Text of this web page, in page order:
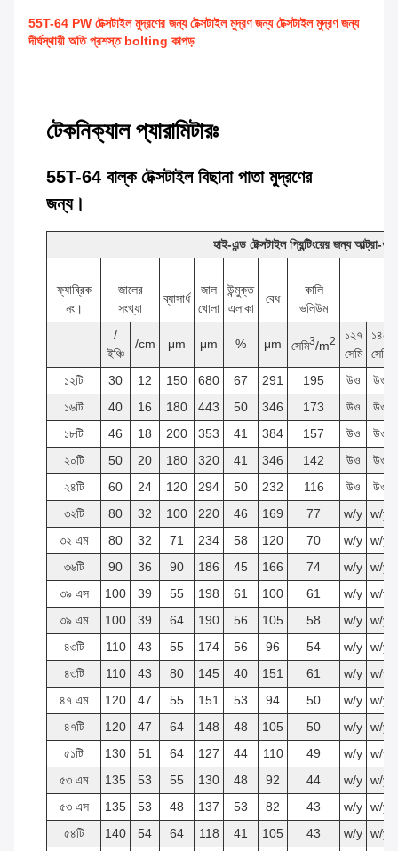
55T-64 PW টেক্সটাইল মুদ্রণের জন্য টেক্সটাইল মুদ্রণ জন্য টেক্সটাইল মুদ্রণ জন্য
দীর্ঘস্থায়ী অতি প্রশস্ত bolting কাপড়
টেকনিক্যাল প্যারামিটারঃ
55T-64 বাল্ক টেক্সটাইল বিছানা পাতা মুদ্রণের
জন্য।
হাই-এন্ড টেক্সটাইল প্রিন্টিংয়ের জন্য আল্ট্রা-
ফ্যাব্রিক
নং।
জালের
সংখ্যা
ব্যাসার্ধ
জাল
খোলা
উন্মুক্ত
এলাকা
বেধ
কালি
ভলিউম
/
ইঞ্চি
/cm μm μm % μm সেমি3/m2
১২৭
সেমি
১৪৫
সেমি
১২টি
30 12 150 680 67 291 195 উও
উও
১৬টি
40 16 180 443 50 346 173 উও
উও
১৮টি
46 18 200 353 41 384 157 উও
উও
২০টি
50 20 180 320 41 346 142 উও
উও
২৪টি
60 24 120 294 50 232 116 উও
উও
৩২টি
80 32 100 220 46 169 77 w/y w/y
৩২ এম
80 32 71 234 58 120 70 w/y w/y
৩৬টি
90 36 90 186 45 166 74 w/y w/y
৩৯ এস
100 39 55 198 61 100 61 w/y w/y
৩৯ এম
100 39 64 190 56 105 58 w/y w/y
৪৩টি
110 43 55 174 56 96 54 w/y w/y
৪৩টি
110 43 80 145 40 151 61 w/y w/y
৪৭ এম
120 47 55 151 53 94 50 w/y w/y
৪৭টি
120 47 64 148 48 105 50 w/y w/y
৫১টি
130 51 64 127 44 110 49 w/y w/y
৫৩ এম
135 53 55 130 48 92 44 w/y w/y
৫৩ এস
135 53 48 137 53 82 43 w/y w/y
৫৪টি
140 54 64 118 41 105 43 w/y w/y